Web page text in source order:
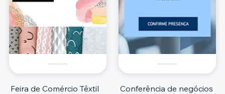
Feira de Comércio Têxtil Conferência de negócios